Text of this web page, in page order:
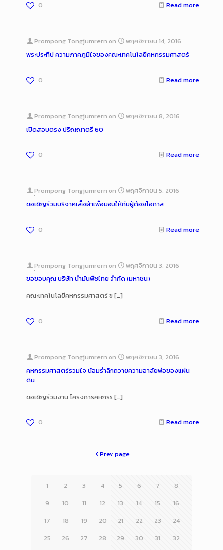
0 Read more
Prompong Tongjumrern on
พฤศจิกายน 14, 2016
พระประทีป ความภาคภูมิใจของคณะเทคโนโลยีคหกรรมศาสตร์
0 Read more
Prompong Tongjumrern on
พฤศจิกายน 8, 2016
เปิดสอบตรง ปริญญาตรี 60
0 Read more
Prompong Tongjumrern on
พฤศจิกายน 5, 2016
ขอเชิญร่วมบริจาคเสื้อผ้าเพื่อมอบให้กับผู้ด้อยโอกาส
0 Read more
Prompong Tongjumrern on
พฤศจิกายน 3, 2016
ขอขอบคุณ บริษัท น้ำมันพืชไทย จำกัด (มหาชน)
คณะเทคโนโลยีคหกรรมศาสตร์ ข […]
0 Read more
Prompong Tongjumrern on
พฤศจิกายน 3, 2016
คหกรรมศาสตร์รวมใจ น้อมรำลึกถวายความอาลัยพ่อของแผ่น
ดิน
ขอเชิญร่วมงาน โครงการคหกรร […]
0 Read more
Prev page
1 2 3 4 5 6 7
8
9
10 11 12 13 14 15
16
17
18 19 20 21 22 23
24
25
26 27 28 29 30 31
32